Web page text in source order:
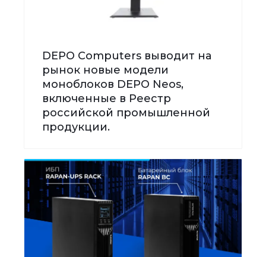
DEPO Computers выводит на
рынок новые модели
моноблоков DEPO Neos,
включенные в Реестр
российской промышленной
продукции.